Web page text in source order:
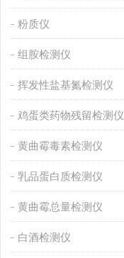
粉质仪
组胺检测仪
挥发性盐基氮检测仪
鸡蛋类药物残留检测仪
黄曲霉毒素检测仪
乳品蛋白质检测仪
黄曲霉总量检测仪
白酒检测仪